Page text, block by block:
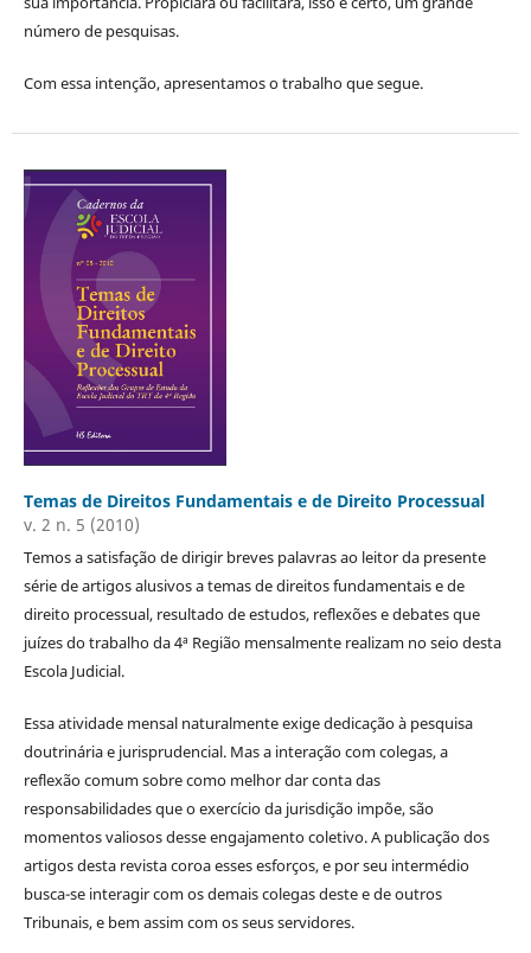
número de pesquisas.
Com essa intenção, apresentamos o trabalho que segue.
Temas de Direitos Fundamentais e de Direito Processual
v. 2 n. 5 (2010)
Temos a satisfação de dirigir breves palavras ao leitor da presente
série de artigos alusivos a temas de direitos fundamentais e de
direito processual, resultado de estudos, reflexões e debates que
juízes do trabalho da 4ª Região mensalmente realizam no seio desta
Escola Judicial.
Essa atividade mensal naturalmente exige dedicação à pesquisa
doutrinária e jurisprudencial. Mas a interação com colegas, a
reflexão comum sobre como melhor dar conta das
responsabilidades que o exercício da jurisdição impõe, são
momentos valiosos desse engajamento coletivo. A publicação dos
artigos desta revista coroa esses esforços, e por seu intermédio
busca-se interagir com os demais colegas deste e de outros
Tribunais, e bem assim com os seus servidores.